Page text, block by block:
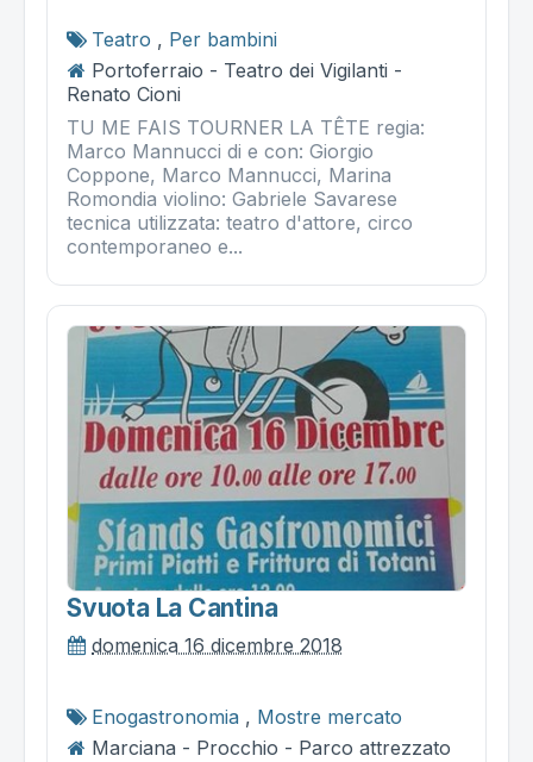
Teatro , Per bambini
Portoferraio - Teatro dei Vigilanti -
Renato Cioni
TU ME FAIS TOURNER LA TÊTE regia:
Marco Mannucci di e con: Giorgio
Coppone, Marco Mannucci, Marina
Romondia violino: Gabriele Savarese
tecnica utilizzata: teatro d'attore, circo
contemporaneo e...
Svuota La Cantina
domenica 16 dicembre 2018
Enogastronomia , Mostre mercato
Marciana - Procchio - Parco attrezzato